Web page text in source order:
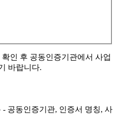
인 후 공동인증기관에서 사업
바랍니다.
공동인증기관, 인증서 명칭, 사